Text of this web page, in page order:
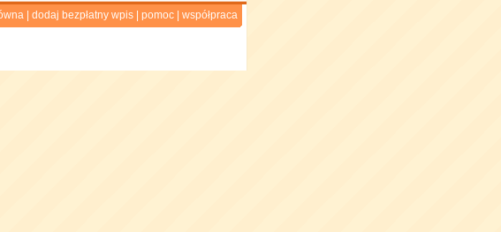
dodaj bezpłatny wpis pomoc współpraca